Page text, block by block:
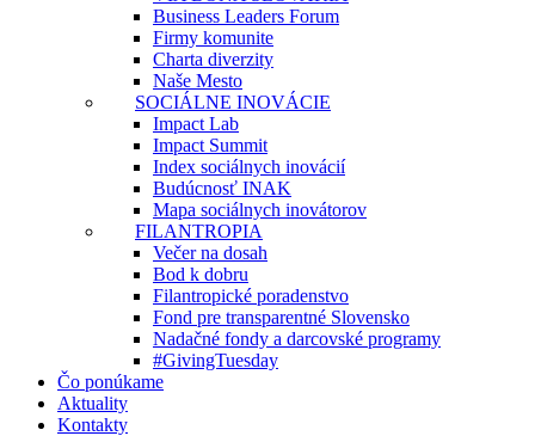
Business Leaders Forum
Firmy komunite
Charta diverzity
Naše Mesto
SOCIÁLNE INOVÁCIE
Impact Lab
Impact Summit
Index sociálnych inovácií
Budúcnosť INAK
Mapa sociálnych inovátorov
FILANTROPIA
Večer na dosah
Bod k dobru
Filantropické poradenstvo
Fond pre transparentné Slovensko
Nadačné fondy a darcovské programy
#GivingTuesday
Čo ponúkame
Aktuality
Kontakty